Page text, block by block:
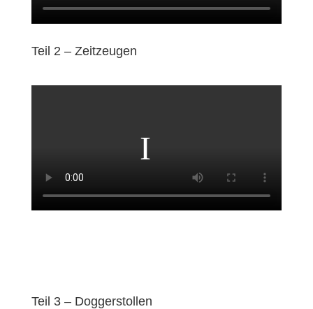
Teil 2 – Zeitzeugen
Teil 3 – Doggerstollen